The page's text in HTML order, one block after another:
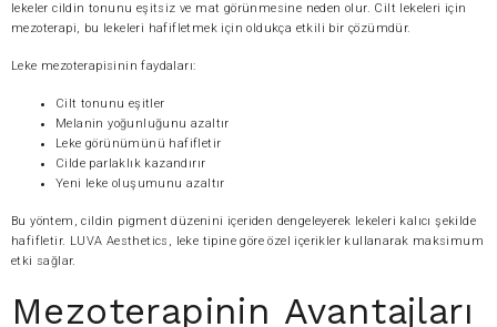
lekeler cildin tonunu eşitsiz ve mat görünmesine neden olur. Cilt lekeleri için
mezoterapi, bu lekeleri hafifletmek için oldukça etkili bir çözümdür.
Leke mezoterapisinin faydaları:
Cilt tonunu eşitler
Melanin yoğunluğunu azaltır
Leke görünümünü hafifletir
Cilde parlaklık kazandırır
Yeni leke oluşumunu azaltır
Bu yöntem, cildin pigment düzenini içeriden dengeleyerek lekeleri kalıcı şekilde
hafifletir. LUVA Aesthetics, leke tipine göre özel içerikler kullanarak maksimum
etki sağlar.
Mezoterapinin Avantajları